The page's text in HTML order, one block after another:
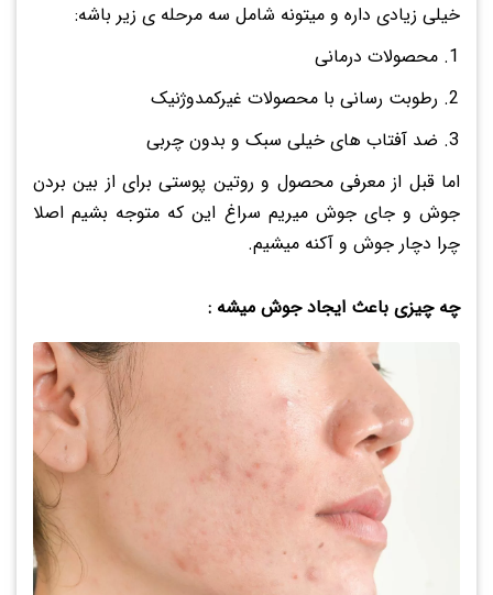
خیلی زیادی داره و میتونه شامل سه مرحله ی زیر باشه:
محصولات درمانی
رطوبت رسانی با محصولات غیرکمدوژنیک
ضد آفتاب های خیلی سبک و بدون چربی
اما قبل از معرفی محصول و روتین پوستی برای از بین بردن
جوش و جای جوش میریم سراغ این که متوجه بشیم اصلا
چرا دچار جوش و آکنه میشیم.
چه چیزی باعث ایجاد جوش میشه :